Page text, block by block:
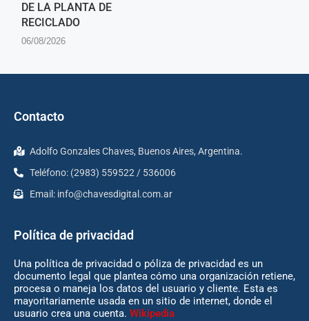
DE LA PLANTA DE
RECICLADO
06/08/2026
Contacto
Adolfo Gonzales Chaves, Buenos Aires, Argentina.
Teléfono: (2983) 559522 / 536006
Email: info@chavesdigital.com.ar
Política de privacidad
Una política de privacidad o póliza de privacidad es un
documento legal que plantea cómo una organización retiene,
procesa o maneja los datos del usuario y cliente. Esta es
mayoritariamente usada en un sitio de internet, donde el
usuario crea una cuenta. Wikipedia